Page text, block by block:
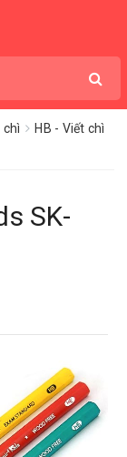
chì
HB - Viết chì
SK-